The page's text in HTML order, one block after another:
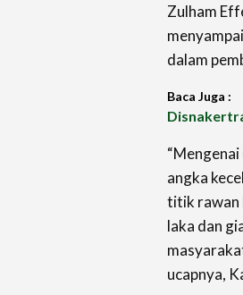
Zulham
dalam
Baca Juga :
angka
titik rawan
laka dan
ucapnya,